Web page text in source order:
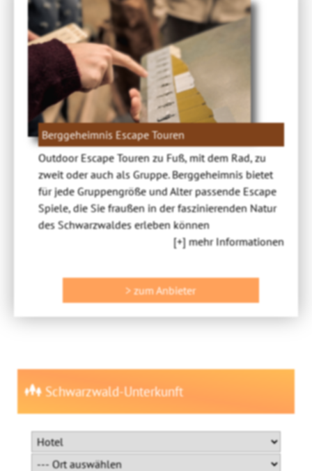
Berggeheimnis Escape Touren
Outdoor Escape Touren zu Fuß, mit dem Rad, zu
zweit oder auch als Gruppe. Berggeheimnis bietet
für jede Gruppengröße und Alter passende Escape
Spiele, die Sie fraußen in der faszinierenden Natur
des Schwarzwaldes erleben können
[+] mehr Informationen
> zum Anbieter
Schwarzwald-Unterkunft